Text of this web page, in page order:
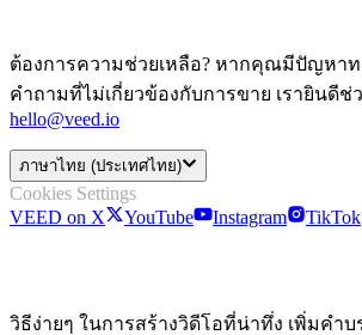
ต้องการความช่วยเหลือ? หากคุณมีปัญหา
คำถามที่ไม่เกี่ยวข้องกับการขาย เรายินดีช่
hello@veed.io
ภาษาไทย (ประเทศไทย)
Cookies Settings
VEED on X
YouTube Instagram TikTok
วิธีง่ายๆ ในการสร้างวิดีโอที่น่าทึ่ง เพิ่มคำบ